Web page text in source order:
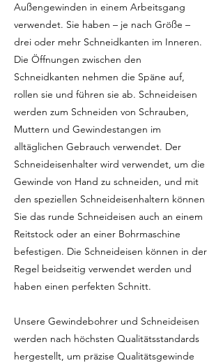
Außengewinden in einem Arbeitsgang
verwendet. Sie haben – je nach Größe –
drei oder mehr Schneidkanten im Inneren.
Die Öffnungen zwischen den
Schneidkanten nehmen die Späne auf,
rollen sie und führen sie ab. Schneideisen
werden zum Schneiden von Schrauben,
Muttern und Gewindestangen im
alltäglichen Gebrauch verwendet. Der
Schneideisenhalter wird verwendet, um die
Gewinde von Hand zu schneiden, und mit
den speziellen Schneideisenhaltern können
Sie das runde Schneideisen auch an einem
Reitstock oder an einer Bohrmaschine
befestigen. Die Schneideisen können in der
Regel beidseitig verwendet werden und
haben einen perfekten Schnitt.
Unsere Gewindebohrer und Schneideisen
werden nach höchsten Qualitätsstandards
hergestellt, um präzise Qualitätsgewinde